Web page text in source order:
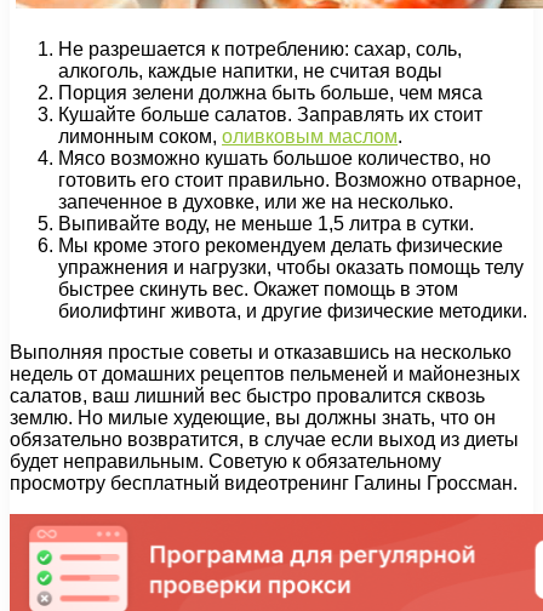
Не разрешается к потреблению: сахар, соль,
алкоголь, каждые напитки, не считая воды
Порция зелени должна быть больше, чем мяса
Кушайте больше салатов. Заправлять их стоит
лимонным соком, оливковым маслом.
Мясо возможно кушать большое количество, но
готовить его стоит правильно. Возможно отварное,
запеченное в духовке, или же на несколько.
Выпивайте воду, не меньше 1,5 литра в сутки.
Мы кроме этого рекомендуем делать физические
упражнения и нагрузки, чтобы оказать помощь телу
быстрее скинуть вес. Окажет помощь в этом
биолифтинг живота, и другие физические методики.
Выполняя простые советы и отказавшись на несколько
недель от домашних рецептов пельменей и майонезных
салатов, ваш лишний вес быстро провалится сквозь
землю. Но милые худеющие, вы должны знать, что он
обязательно возвратится, в случае если выход из диеты
будет неправильным. Советую к обязательному
просмотру бесплатный видеотренинг Галины Гроссман.